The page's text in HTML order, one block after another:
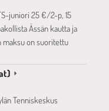
juniori 25 €/2-p, 15
Ässän kautta ja
maksu on suoritettu
Tenniskeskus